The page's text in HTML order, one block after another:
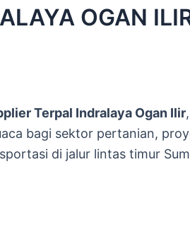
OGAN
Terpal Indralaya Ogan Ilir
bagi sektor pertanian,
di jalur lintas timur